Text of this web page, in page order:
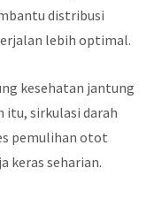
distribusi
lebih optimal.
kesehatan jantung
itu, sirkulasi darah
pemulihan otot
keras seharian.